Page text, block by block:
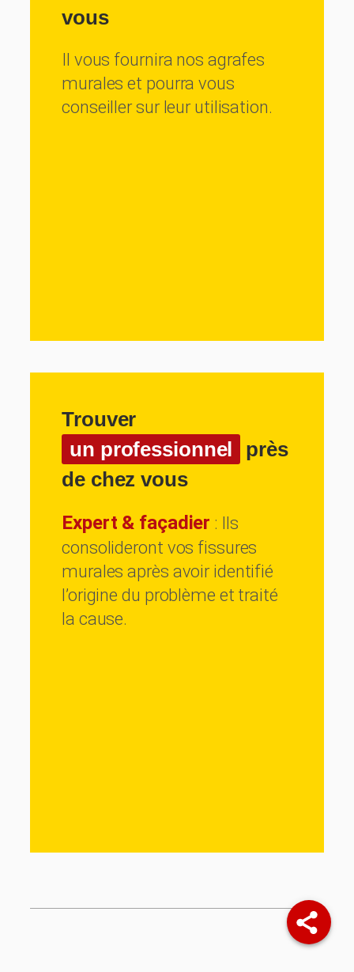
vous
Il vous fournira nos agrafes
murales et pourra vous
conseiller sur leur utilisation.
Trouver
un professionnel
près
de chez vous
Expert & façadier : Ils
consolideront vos fissures
murales après avoir identifié
l’origine du problème et traité
la cause.